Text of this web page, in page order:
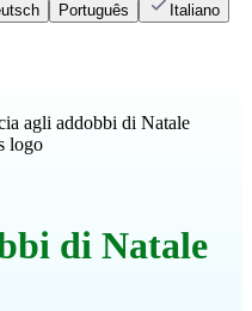
Português
Italiano
di Natale